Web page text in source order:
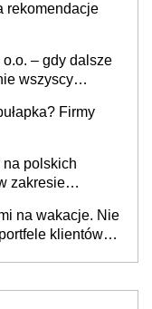
rekomendacje
– gdy dalsze
wszyscy
Firmy
na polskich
zakresie
na wakacje. Nie
klientów